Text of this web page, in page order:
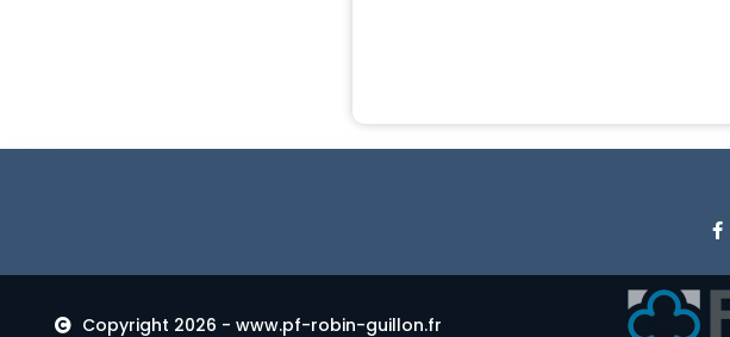
Copyright 2026 - www.pf-robin-guillon.fr